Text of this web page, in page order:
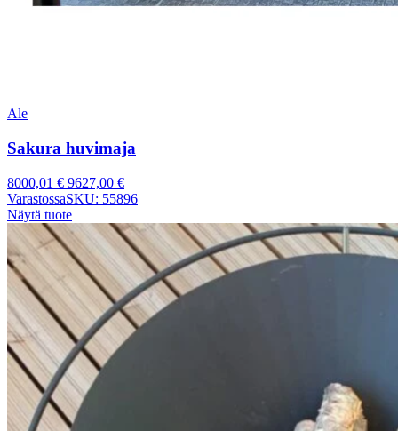
Ale
Sakura huvimaja
8000,01 € 9627,00 €
VarastossaSKU: 55896
Näytä tuote